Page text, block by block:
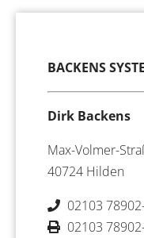
BACKENS
Dirk Backens
Max-Volmer-
40724 Hilden
02103
02103